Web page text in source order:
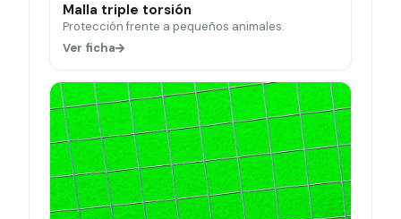
Malla triple torsión
Protección frente a pequeños animales.
Ver ficha